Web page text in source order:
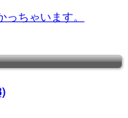
ちゃいます。